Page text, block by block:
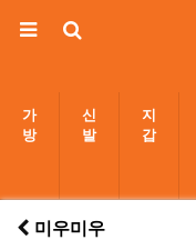
가
방
신
발
지
갑
미우미우